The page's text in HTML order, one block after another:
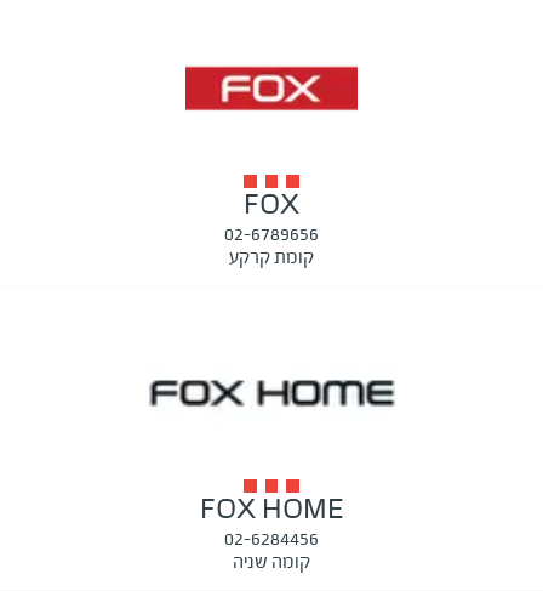
FOX
02-6789656
קומת קרקע
FOX HOME
02-6284456
קומה שניה